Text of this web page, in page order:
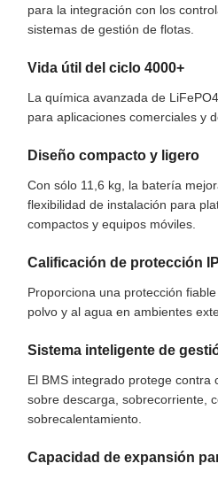
para la integración con los
sistemas de gestión de flotas.
Vida útil del ciclo 4000+
La química avanzada de
para aplicaciones comerciales y
Diseño compacto y ligero
Con sólo 11,6 kg, la batería
flexibilidad de instalación para
compactos y equipos móviles.
Calificación de protección
Proporciona una protección
polvo y al agua en ambientes
Sistema inteligente de
El BMS integrado protege contra
sobre descarga, sobrecorriente,
sobrecalentamiento.
Capacidad de expansión